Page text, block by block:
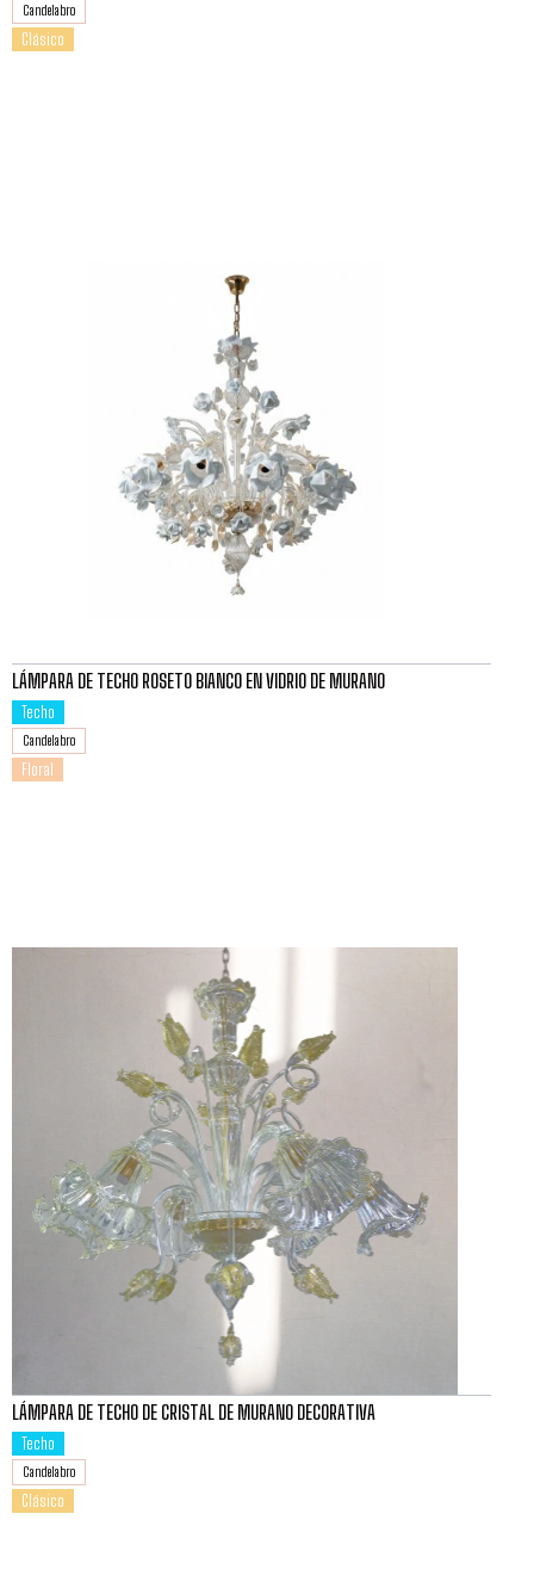
Candelabro
Clásico
LÁMPARA DE TECHO ROSETO BIANCO EN VIDRIO DE MURANO
Techo
Candelabro
Floral
LÁMPARA DE TECHO DE CRISTAL DE MURANO DECORATIVA
Techo
Candelabro
Clásico